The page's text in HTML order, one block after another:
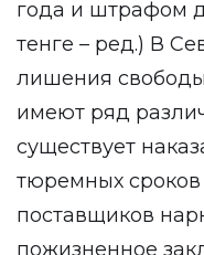
года и штрафом
тенге – ред.) В
лишения
имеют ряд
существует
тюремных
поставщиков
пожизненное